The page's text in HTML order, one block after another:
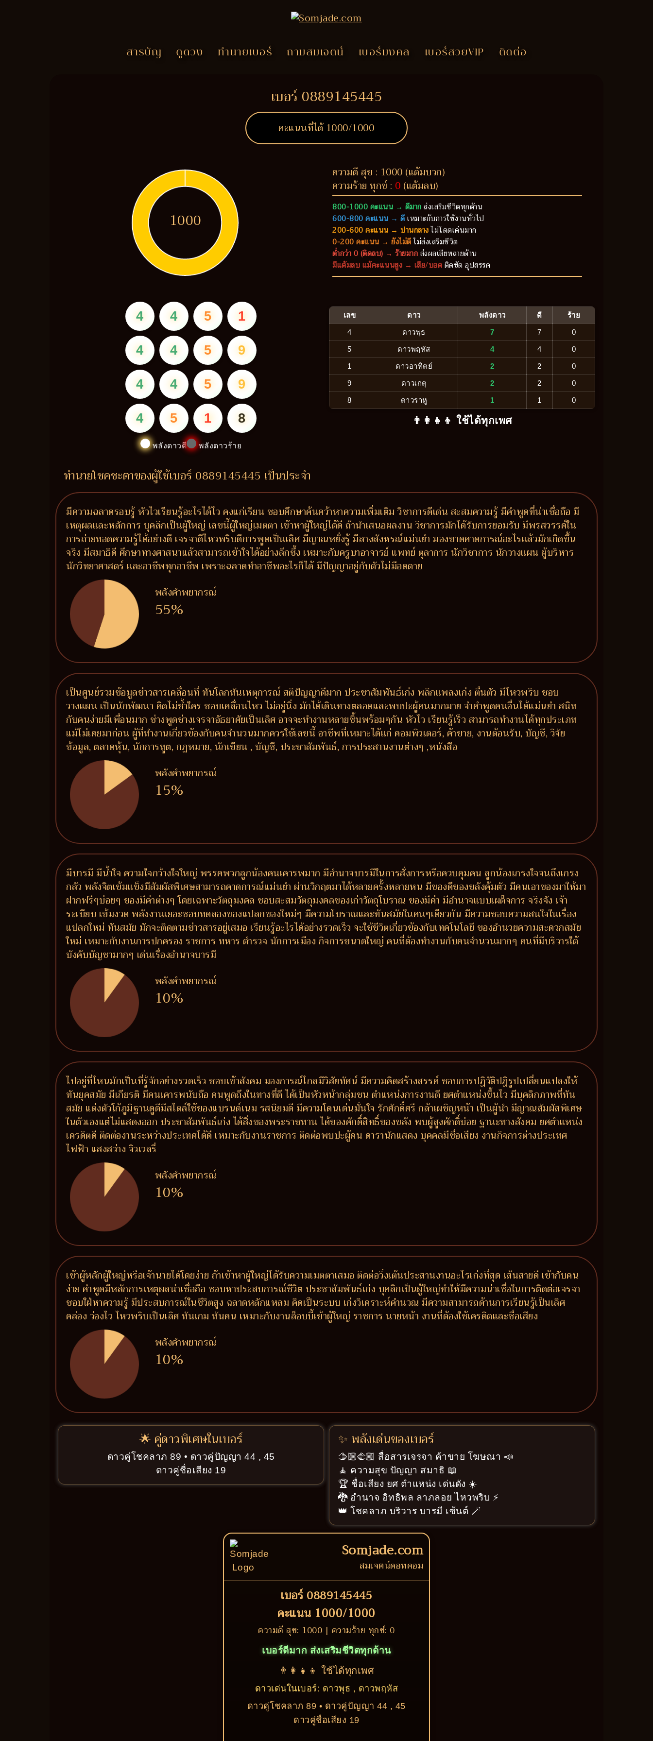
สารบัญ ดูดวง ทำนายเบอร์ ถามสมเจตน์ เบอร์มงคล เบอร์สวยVIP ติดต่อ
เบอร์ 0889145445
คะแนนที่ได้ 1000/1000
1000
ความดี สุข : 1000 (แต้มบวก)
ความร้าย ทุกข์ : 0 (แต้มลบ)
800-1000 คะแนน → ดีมากส่งเสริมชีวิตทุกด้าน
600-800 คะแนน → ดีเหมาะกับการใช้งานทั่วไป
200-600 คะแนน → ปานกลางไม่โดดเด่นมาก
0-200 คะแนน → ยังไม่ดีไม่ส่งเสริมชีวิต
ต่ำกว่า 0 (ติดลบ) → ร้ายมากส่งผลเสียหลายด้าน
มีแต้มลบ แม้คะแนนสูง → เสีย/บอดติดขัด อุปสรรค
4 4 5 1
4 4 5 9
4 4 5 9
4 5 1 8
พลังดาวดี พลังดาวร้าย
เลข ดาว พลังดาว ดี ร้าย
4 ดาวพุธ 7 7 0
5 ดาวพฤหัส 4 4 0
1 ดาวอาทิตย์ 2 2 0
9 ดาวเกตุ 2 2 0
8 ดาวราหู 1 1 0
👨‍👩‍👧‍👦 ใช้ได้ทุกเพศ
ทำนายโชคชะตาของผู้ใช้เบอร์ 0889145445 เป็นประจำ
มีความฉลาดรอบรู้ หัวไวเรียนรู้อะไรได้ไว คงแก่เรียน ชอบศึกษาค้นคว้าหาความเพิ่มเติม วิชาการดีเด่น สะสมความรู้ มีคำพูดที่น่าเชื่อถือ มี
เหตุผลและหลักการ บุคลิกเป็นผู้ใหญ่ เลขนี้ผู้ใหญ่เมตตา เข้าหาผู้ใหญ่ได้ดี ถ้านำเสนอผลงาน วิชาการมักได้รับการยอมรับ มีพรสวรรค์ใน
การถ่ายทอดความรู้ได้อย่างดี เจรจาดีไหวพริบดีการพูดเป็นเลิศ มีญาณหยั่งรู้ มีลางสังหรณ์แม่นยำ มองขาดคาดการณ์อะไรแล้วมักเกิดขึ้น
จริง มีสมาธิดี ศึกษาทางศาสนาแล้วสามารถเข้าใจได้อย่างลึกซึ้ง เหมาะกับครูบาอาจารย์ แพทย์ ตุลาการ นักวิชาการ นักวางแผน ผู้บริหาร
นักวิทยาศาสตร์ และอาชีพทุกอาชีพ เพราะฉลาดทำอาชีพอะไรก็ได้ มีปัญญาอยู่กับตัวไม่มีอดตาย
พลังคำพยากรณ์
55%
เป็นศูนย์รวมข้อมูลข่าวสารเคลื่อนที่ ทันโลกทันเหตุการณ์ สติปัญญาดีมาก ประชาสัมพันธ์เก่ง พลิกแพลงเก่ง ตื่นตัว มีไหวพริบ ชอบ
วางแผน เป็นนักพัฒนา คิดไม่ซ้ำใคร ชอบเคลื่อนไหว ไม่อยู่นิ่ง มักได้เดินทางตลอดและพบปะผู้คนมากมาย จำคำพูดคนอื่นได้แม่นยำ สนิท
กับคนง่ายมีเพื่อนมาก ช่างพูดช่างเจรจาอัธยาศัยเป็นเลิศ อาจจะทำงานหลายชิ้นพร้อมๆกัน หัวไว เรียนรู้เร็ว สามารถทำงานได้ทุกประเภท
แม้ไม่เคยมาก่อน ผู้ที่ทำงานเกี่ยวข้องกับคนจำนวนมากควรใช้เลขนี้ อาชีพที่เหมาะได้แก่ คอมพิวเตอร์, ค้าขาย, งานต้อนรับ, บัญชี, วิจัย
ข้อมูล, ตลาดหุ้น, นักการทูต, กฏหมาย, นักเขียน , บัญชี, ประชาสัมพันธ์, การประสานงานต่างๆ ,หนังสือ
พลังคำพยากรณ์
15%
มีบารมี มีน้ำใจ ความใจกว้างใจใหญ่ พรรคพวกลูกน้องคนเคารพมาก มีอำนาจบารมีในการสั่งการหรือควบคุมคน ลูกน้องเกรงใจจนถึงเกรง
กลัว พลังจิตเข้มแข็งมีสัมผัสพิเศษสามารถคาดการณ์แม่นยำ ผ่านวิกฤตมาได้หลายครั้งหลายหน มีของดีของขลังคุ้มตัว มีคนเอาของมาให้มา
ฝากฟรีๆบ่อยๆ ของมีค่าต่างๆ โดยเฉพาะวัตถุมงคล ชอบสะสมวัตถุมงคลของเก่าวัตถุโบราณ ของมีค่า มีอำนาจแบบเผด็จการ จริงจัง เจ้า
ระเบียบ เข้มงวด พลังงานเยอะชอบทดลองของแปลกของใหม่ๆ มีความโบราณและทันสมัยในคนๆเดียวกัน มีความชอบความสนใจในเรื่อง
แปลกใหม่ ทันสมัย มักจะติดตามข่าวสารอยู่เสมอ เรียนรู้อะไรได้อย่างรวดเร็ว จะใช้ชีวิตเกี่ยวข้องกับเทคโนโลยี ของอำนวยความสะดวกสมัย
ใหม่ เหมาะกับงานการปกครอง ราชการ ทหาร ตำรวจ นักการเมือง กิจการขนาดใหญ่ คนที่ต้องทำงานกับคนจำนวนมากๆ คนที่มีบริวารใต้
บังคับบัญชามากๆ เด่นเรื่องอำนาจบารมี
พลังคำพยากรณ์
10%
ไปอยู่ที่ไหนมักเป็นที่รู้จักอย่างรวดเร็ว ชอบเข้าสังคม มองการณ์ไกลมีวิสัยทัศน์ มีความคิดสร้างสรรค์ ชอบการปฎิวัติปฎิรูปเปลี่ยนแปลงให้
ทันยุคสมัย มีเกียรติ มีคนเคารพนับถือ คนพูดถึงในทางที่ดี ได้เป็นหัวหน้ากลุ่มชน ตำแหน่งการงานดี ยศตำแหน่งขึ้นไว มีบุคลิกภาพที่ทัน
สมัย แต่งตัวโก้ภูมิฐานดูดีมีสไตล์ใช้ของแบรนด์เนม รสนิยมดี มีความโดนเด่นมั่นใจ รักศักดิ์ศรี กล้าเผชิญหน้า เป็นผู้นำ มีญาณสัมผัสพิเศษ
ในตัวเองแต่ไม่แสดงออก ประชาสัมพันธ์เก่ง ได้สิ่งของพระราชทาน ได้ของศักดิ์สิทธิ์ของขลัง พบผู้สูงศักดิ์บ่อย ฐานะทางสังคม ยศตำแหน่ง
เครดิตดี ติดต่องานระหว่างประเทศได้ดี เหมาะกับงานราชการ ติดต่อพบปะผู้คน ดารานักแสดง บุคคลมีชื่อเสียง งานกิจการต่างประเทศ
ไฟฟ้า แสงสว่าง จิวเวลรี่
พลังคำพยากรณ์
10%
เข้าผู้หลักผู้ใหญ่หรือเจ้านายได้โดยง่าย ถ้าเข้าหาผู้ใหญ่ได้รับความเมตตาเสมอ ติดต่อวิ่งเต้นประสานงานอะไรเก่งที่สุด เส้นสายดี เข้ากับคน
ง่าย คำพูดมีหลักการเหตุผลน่าเชื่อถือ ชอบหาประสบการณ์ชีวิต ประชาสัมพันธ์เก่ง บุคลิกเป็นผู้ใหญ่ทำให้มีความน่าเชื่อในการติดต่อเจรจา
ชอบใฝ่หาความรู้ มีประสบการณ์ในชีวิตสูง ฉลาดหลักแหลม คิดเป็นระบบ เก่งวิเคราะห์คำนวณ มีความสามารถด้านการเรียนรู้เป็นเลิศ
คล่อง ว่องไว ไหวพริบเป็นเลิศ ทันเกม ทันคน เหมาะกับงานล็อบบี้เข้าผู้ใหญ่ ราชการ นายหน้า งานที่ต้องใช้เครดิตและชื่อเสียง
พลังคำพยากรณ์
10%
🌟 คู่ดาวพิเศษในเบอร์
ดาวคู่โชคลาภ 89 • ดาวคู่ปัญญา 44 , 45
ดาวคู่ชื่อเสียง 19
✨ พลังเด่นของเบอร์
🫱🏼‍🫲🏼 สื่อสารเจรจา ค้าขาย โฆษณา 📣
🧘 ความสุข ปัญญา สมาธิ 📖
🏆 ชื่อเสียง ยศ ตำแหน่ง เด่นดัง ☀️
🐉 อำนาจ อิทธิพล ลาภลอย ไหวพริบ ⚡
👑 โชคลาภ บริวาร บารมี เซ้นต์ 🪄
Somjade.com
สมเจตน์ดอทคอม
เบอร์ 0889145445
คะแนน 1000/1000
ความดี สุข: 1000 | ความร้าย ทุกข์: 0
เบอร์ดีมาก ส่งเสริมชีวิตทุกด้าน
👨‍👩‍👧‍👦 ใช้ได้ทุกเพศ
ดาวเด่นในเบอร์: ดาวพุธ , ดาวพฤหัส
ดาวคู่โชคลาภ 89 • ดาวคู่ปัญญา 44 , 45
ดาวคู่ชื่อเสียง 19